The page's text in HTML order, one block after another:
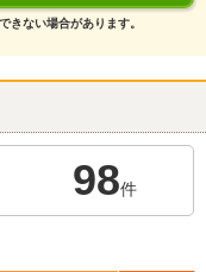
きない場合があります。
98件